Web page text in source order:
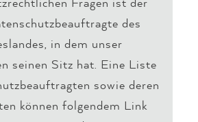
des
in dem unser
seinen Sitz hat. Eine Liste
sowie deren
können folgendem Link